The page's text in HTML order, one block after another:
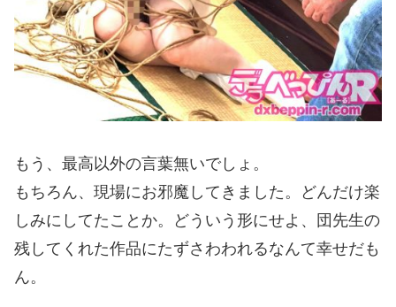
もう、最高以外の言葉無いでしょ。
もちろん、現場にお邪魔してきました。どんだけ楽
しみにしてたことか。どういう形にせよ、団先生の
残してくれた作品にたずさわわれるなんて幸せだも
ん。